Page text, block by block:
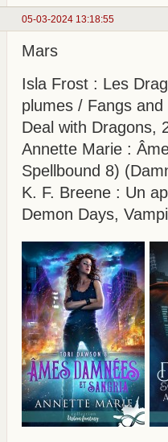
05-03-2024 13:18:55
Mars
Isla Frost : Les
plumes / Fangs
Deal with Dragons,
Annette Marie :
Spellbound 8)
K. F. Breene : Un
Demon Days,